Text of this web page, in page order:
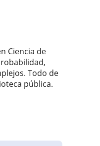
Ciencia de
Todo de
pública.